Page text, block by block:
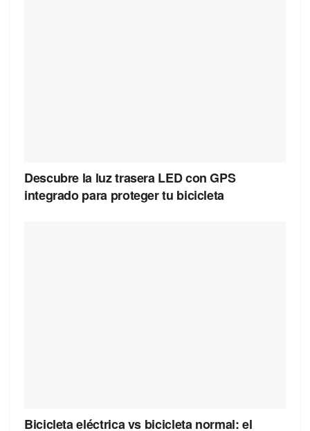
Descubre la luz trasera LED con GPS
integrado para proteger tu bicicleta
Bicicleta eléctrica vs bicicleta normal: el